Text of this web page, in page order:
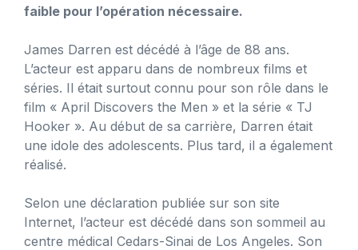
faible pour l’opération nécessaire.
James Darren est décédé à l’âge de 88 ans.
L’acteur est apparu dans de nombreux films et
séries. Il était surtout connu pour son rôle dans le
film « April Discovers the Men » et la série « TJ
Hooker ». Au début de sa carrière, Darren était
une idole des adolescents. Plus tard, il a également
réalisé.
Selon une déclaration publiée sur son site
Internet, l’acteur est décédé dans son sommeil au
centre médical Cedars-Sinai de Los Angeles. Son